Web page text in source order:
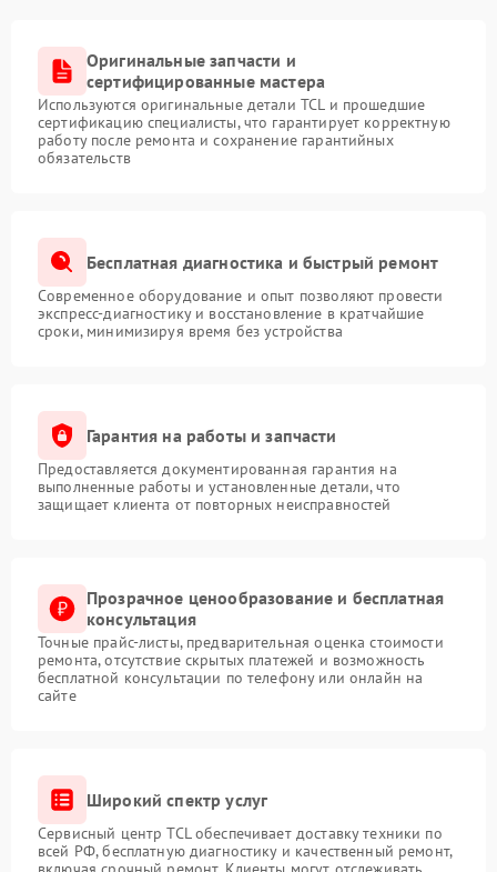
Оригинальные запчасти и
сертифицированные мастера
Используются оригинальные детали TCL и прошедшие
сертификацию специалисты, что гарантирует корректную
работу после ремонта и сохранение гарантийных
обязательств
Бесплатная диагностика и быстрый ремонт
Современное оборудование и опыт позволяют провести
экспресс-диагностику и восстановление в кратчайшие
сроки, минимизируя время без устройства
Гарантия на работы и запчасти
Предоставляется документированная гарантия на
выполненные работы и установленные детали, что
защищает клиента от повторных неисправностей
Прозрачное ценообразование и бесплатная
консультация
Точные прайс-листы, предварительная оценка стоимости
ремонта, отсутствие скрытых платежей и возможность
бесплатной консультации по телефону или онлайн на
сайте
Широкий спектр услуг
Сервисный центр TCL обеспечивает доставку техники по
всей РФ, бесплатную диагностику и качественный ремонт,